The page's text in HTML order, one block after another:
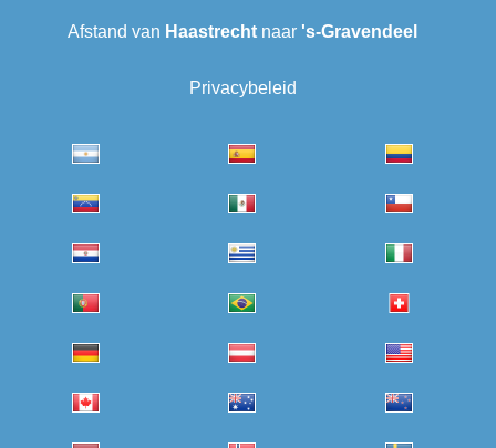
Afstand van Haastrecht naar 's-Gravendeel
Privacybeleid